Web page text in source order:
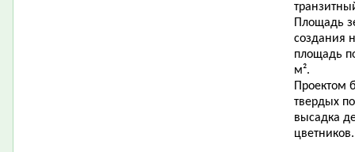
Площадь
создания
площадь
м².
Проектом
твердых
высадка
цветников.